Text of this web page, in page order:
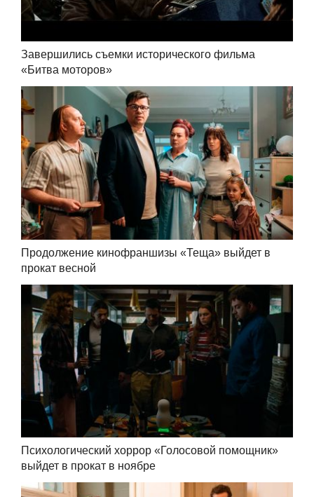
Завершились съемки исторического фильма
«Битва моторов»
Продолжение кинофраншизы «Теща» выйдет в
прокат весной
Психологический хоррор «Голосовой помощник»
выйдет в прокат в ноябре